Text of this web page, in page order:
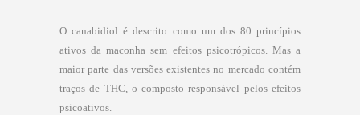
O canabidiol é descrito como um dos 80 princípios
ativos da maconha sem efeitos psicotrópicos. Mas a
maior parte das versões existentes no mercado contém
traços de THC, o composto responsável pelos efeitos
psicoativos.